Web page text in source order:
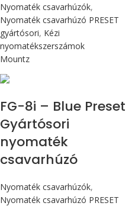
Nyomaték csavarhúzók,
Nyomaték csavarhúzó PRESET
gyártósori, Kézi
nyomatékszerszámok
Mountz
FG-8i – Blue Preset
Gyártósori
nyomaték
csavarhúzó
Nyomaték csavarhúzók,
Nyomaték csavarhúzó PRESET